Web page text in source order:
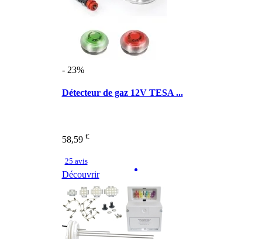
- 23%
Détecteur de gaz 12V TESA ...
58,59 €
25 avis
Découvrir